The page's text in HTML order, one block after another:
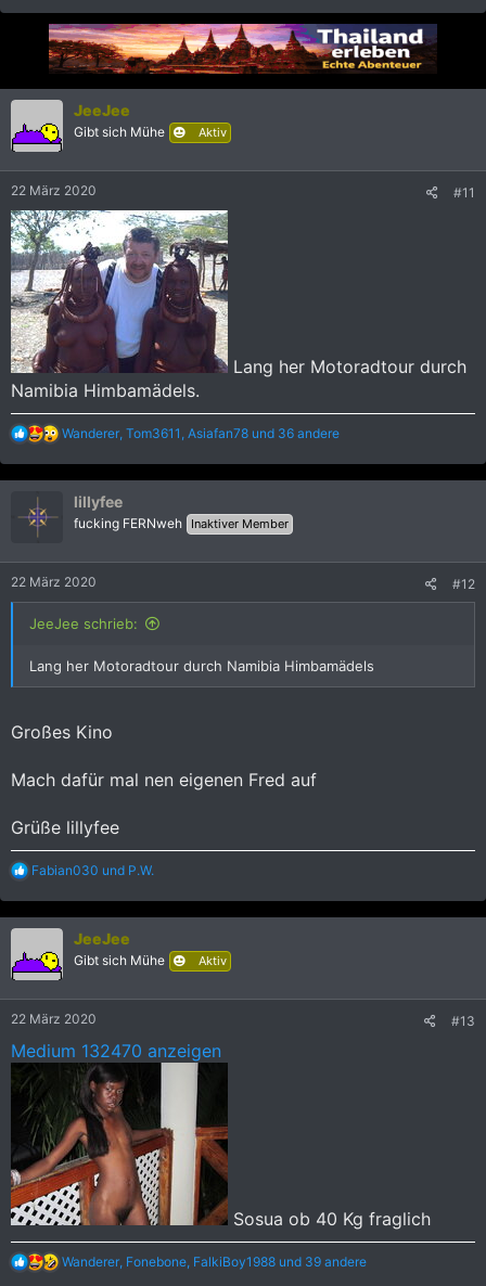
a
k
t
i
o
n
n
:
JeeJee
Gibt sich Mühe Aktiv
22 März 2020 #11
Lang her Motoradtour durch
Namibia Himbamädels.
R
a
k
n
:
Wanderer, Tom3611 , Asiafan78 und 36 andere
lillyfee
fucking FERNweh Inaktiver Member
22 März 2020 #12
JeeJee schrieb:
Lang her Motoradtour durch Namibia Himbamädels
Großes Kino
Mach dafür mal nen eigenen Fred auf
Grüße lillyfee
R
a
k
i
o
n
Fabian030 und P.W.
JeeJee
Gibt sich Mühe Aktiv
22 März 2020 #13
Medium 132470 anzeigen
Sosua ob 40 Kg fraglich
R
Wanderer, Fonebone, FalkiBoy1988 und 39 andere